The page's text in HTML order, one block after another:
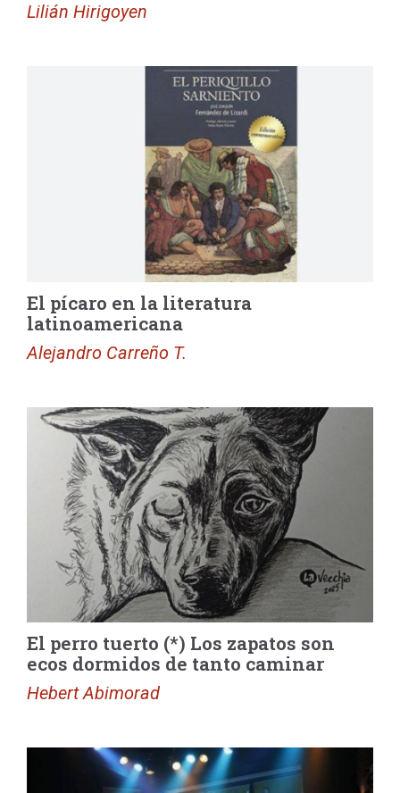
Lilián Hirigoyen
El pícaro en la literatura
latinoamericana
Alejandro Carreño T.
El perro tuerto (*) Los zapatos son
ecos dormidos de tanto caminar
Hebert Abimorad